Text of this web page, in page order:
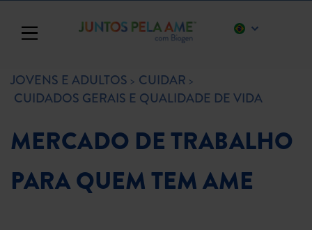
Toggle navigation
JOVENS E ADULTOS
CUIDAR
CUIDADOS GERAIS E QUALIDADE DE VIDA
MERCADO DE TRABALHO
PARA QUEM TEM AME